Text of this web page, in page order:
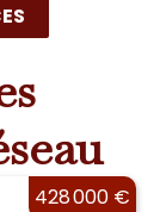
428 000 €